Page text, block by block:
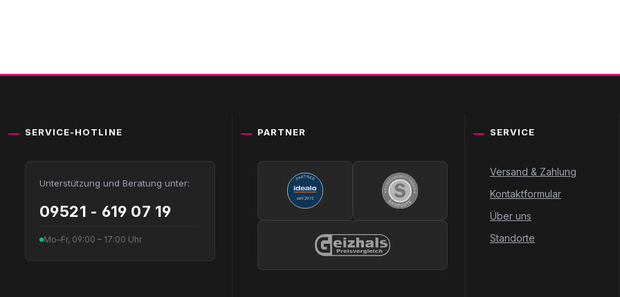
SERVICE-HOTLINE
Unterstützung und Beratung unter:
09521 - 619 07 19
Mo–Fr, 09:00 – 17:00 Uhr
PARTNER SERVICE
Versand & Zahlung
Kontaktformular
Über uns
Standorte